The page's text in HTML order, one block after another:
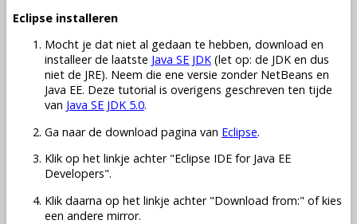
Eclipse installeren
Mocht je dat niet al gedaan te hebben, download en
installeer de laatste Java SE JDK (let op: de JDK en dus
niet de JRE). Neem die ene versie zonder NetBeans en
Java EE. Deze tutorial is overigens geschreven ten tijde
van Java SE JDK 5.0.
Ga naar de download pagina van Eclipse.
Klik op het linkje achter "Eclipse IDE for Java EE
Developers".
Klik daarna op het linkje achter "Download from:" of kies
een andere mirror.